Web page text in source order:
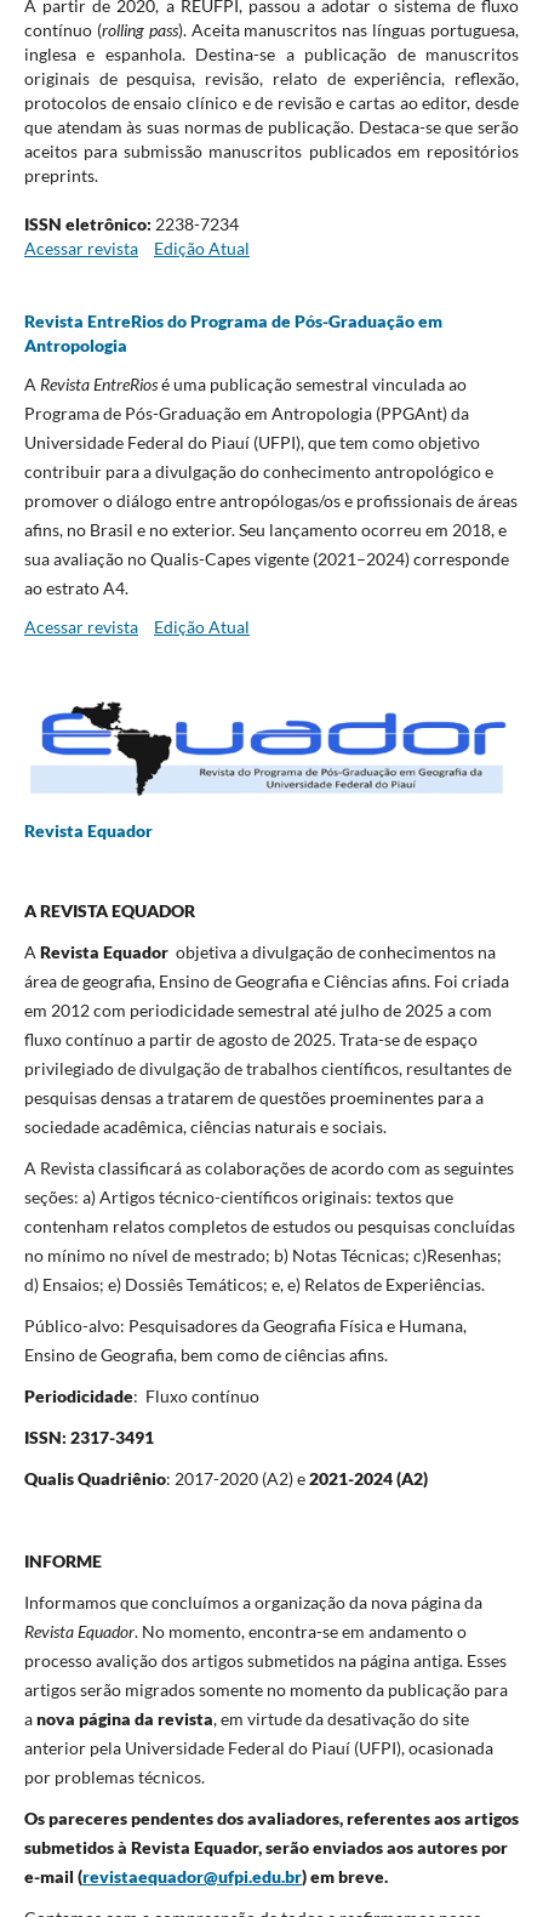
A partir de 2020, a REUFPI, passou a adotar o sistema de fluxo
contínuo (rolling pass). Aceita manuscritos nas línguas portuguesa,
inglesa e espanhola. Destina-se a publicação de manuscritos
originais de pesquisa, revisão, relato de experiência, reflexão,
protocolos de ensaio clínico e de revisão e cartas ao editor, desde
que atendam às suas normas de publicação. Destaca-se que serão
aceitos para submissão manuscritos publicados em repositórios
preprints.
ISSN eletrônico: 2238-7234
Acessar revista
Edição Atual
Revista EntreRios do Programa de Pós-Graduação em
Antropologia
ARevista EntreRiosé uma publicação semestral vinculada ao
Programa de Pós-Graduação em Antropologia (PPGAnt) da
Universidade Federal do Piauí (UFPI), que tem como objetivo
contribuir para a divulgação do conhecimento antropológico e
promover o diálogo entre antropólogas/os e profissionais de áreas
afins, no Brasil e no exterior. Seu lançamento ocorreu em 2018, e
sua avaliação no Qualis-Capes vigente (2021–2024) corresponde
ao estrato A4.
Acessar revista
Edição Atual
Revista Equador
A REVISTA EQUADOR
A Revista Equadorobjetiva a divulgação de conhecimentos na
área de geografia, Ensino de Geografia e Ciências afins. Foi criada
em 2012 com periodicidade semestral até julho de 2025 a com
fluxo contínuo a partir de agosto de 2025. Trata-se de espaço
privilegiado de divulgação de trabalhos científicos, resultantes de
pesquisas densas a tratarem de questões proeminentes para a
sociedade acadêmica, ciências naturais e sociais.
A Revista classificará as colaborações de acordo com as seguintes
seções: a) Artigos técnico-científicos originais: textos que
contenham relatos completos de estudos ou pesquisas concluídas
no mínimo no nível de mestrado; b) Notas Técnicas; c)Resenhas;
d) Ensaios; e) Dossiês Temáticos; e, e) Relatos de Experiências.
Público-alvo: Pesquisadores da Geografia Física e Humana,
Ensino de Geografia, bem como de ciências afins.
Periodicidade: Fluxo contínuo
ISSN: 2317-3491
Qualis Quadriênio: 2017-2020 (A2) e2021-2024 (A2)
INFORME
Informamos que concluímos a organização da nova página da
Revista Equador. No momento, encontra-se em andamento o
processo avalição dos artigos submetidos na página antiga. Esses
artigos serão migrados somente no momento da publicação para
anova página da revista, em virtude da desativação do site
anterior pela Universidade Federal do Piauí (UFPI), ocasionada
por problemas técnicos.
Os pareceres pendentes dos avaliadores, referentes aos artigos
submetidos à Revista Equador, serão enviados aos autores por
e-mail (revistaequador@ufpi.edu.br) em breve.